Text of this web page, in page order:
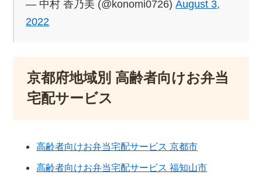
— 中村 香乃美 (@konomi0726)August 3,
2022
京都府地域別 高齢者向けお弁当
宅配サービス
高齢者向けお弁当宅配サービス 京都市
高齢者向けお弁当宅配サービス 福知山市